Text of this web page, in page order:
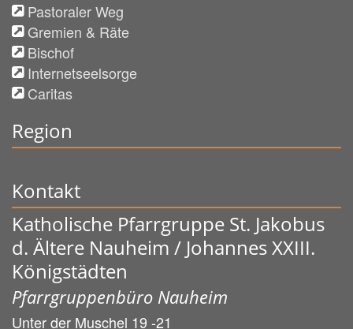
Pastoraler Weg
Gremien & Räte
Bischof
Internetseelsorge
Caritas
Region
Kontakt
Katholische Pfarrgruppe St. Jakobus
d. Ältere Nauheim / Johannes XXIII.
Königstädten
Pfarrgruppenbüro Nauheim
Unter der Muschel 19 -21